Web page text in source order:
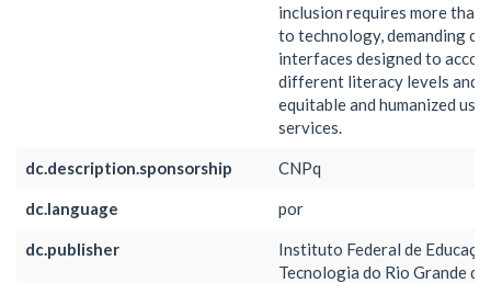
inclusion requires more than
to technology, demanding
interfaces designed to
different literacy levels and
equitable and humanized
services.
dc.description.sponsorship CNPq
dc.language por
dc.publisher
Instituto Federal de
Tecnologia do Rio Grande